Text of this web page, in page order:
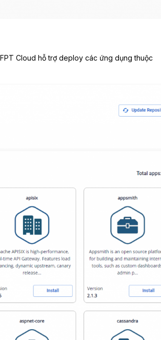
Cloud hỗ trợ deploy các ứng dụng thuộc